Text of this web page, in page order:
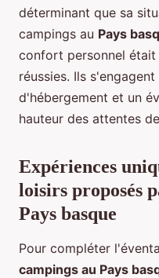
déterminant que sa
campings au Pays
confort personnel était
réussies. Ils
d'hébergement et un
hauteur des attentes
Expériences
loisirs proposés
Pays basque
Pour compléter
campings au Pays